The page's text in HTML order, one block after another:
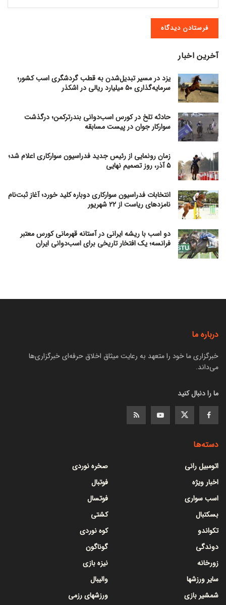
آخرین اخبار
یزد در مسیر تبدیل‌شدن به قطب گردشگری اسب کشور؛
سرمایه‌گذاری ۵۰ میلیارد ریالی در اشکذر
حادثه تلخ در کورس اسب‌دوانی بندرترکمن؛ درگذشت
سوارکار جوان در پیست مسابقه
زمان رونمایی از رئیس جدید فدراسیون سوارکاری اعلام شد؛
۵ آذر، روز تصمیم نهایی
انتخابات فدراسیون سوارکاری دوباره کلید خورد؛ آغاز ثبت‌نام
نامزدهای ریاست از ۲۲ شهریور
دو اسب با ریشه ایرانی در آستانه قهرمانی کورس معتبر
فرانسه؛ یک افتخار تاریخی برای اسب‌دوانی ایران
درباره ما
خبرگزاری ما خود را متعهد به رعایت میثاق اخلاق حرفه‌ای خبرگزاری‌ها
می‌داند.
ما را دنبال کنید
دسته‌ها
اتومبیل رانی
اخبار ویژه
اسب سواری
بسکتبال
تکواندو
دوندگی
زورخانه
سایر ورزشها
شمشیر بازی
صخره نوردی
فوتبال
فوتسال
کشتی
کوه نوردی
گوناگون
نیزه بازی
والیبال
ورزشهای رزمی